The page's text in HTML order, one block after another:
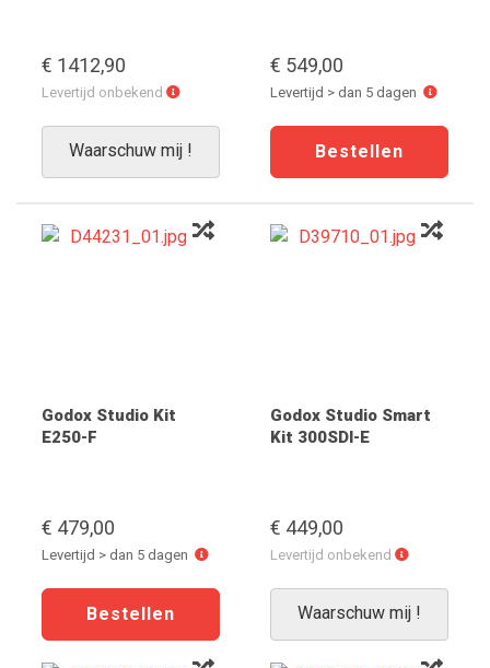
€ 1412,90
Levertijd onbekend
Levertijd
Waarschuw mij !
€ 549,00
Levertijd > dan 5 dagen
Levertijd
dan
dagen
Godox Studio Kit
E250-F
€ 479,00
Levertijd > dan 5 dagen
Levertijd
dan
dagen
Godox Studio Smart
Kit 300SDI-E
€ 449,00
Levertijd onbekend
Levertijd
Waarschuw mij !